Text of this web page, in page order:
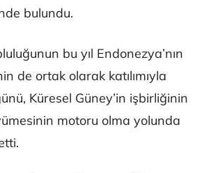
bulundu.
bu yıl Endonezya’nın
de ortak olarak katılımıyla
Küresel Güney’in işbirliğinin
motoru olma yolunda